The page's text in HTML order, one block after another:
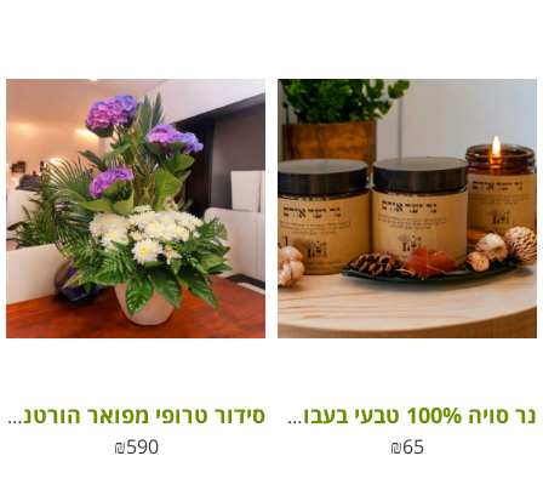
נר סויה 100% טבעי בעבודת יד
₪65
סידור טרופי מפואר הורטנסיות
₪590